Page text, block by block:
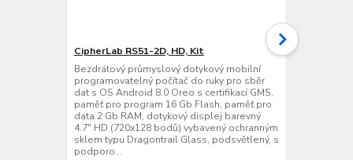
CipherLab RS51-2D, HD, Kit
Bezdrátový průmyslový dotykový mobilní
programovatelný počítač do ruky pro sběr
dat s OS Android 8.0 Oreo s certifikací GMS,
paměť pro program 16 Gb Flash, paměť pro
data 2 Gb RAM, dotykový displej barevný
4.7" HD (720x128 bodů) vybavený ochranným
sklem typu Dragontrail Glass, podsvětlený, s
podporo...
CipherLab